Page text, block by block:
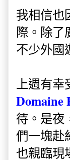
我相信也
際。除了
不少外國
上週有幸
Domaine
待。是夜
們一塊赴
也親臨現